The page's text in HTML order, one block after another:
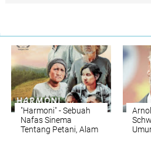
"Harmoni" - Sebuah
Nafas Sinema
Tentang Petani, Alam